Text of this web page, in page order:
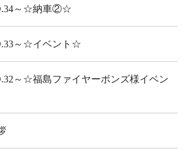
～☆納車②☆
～☆イベント☆
～☆福島ファイヤーボンズ様イベン